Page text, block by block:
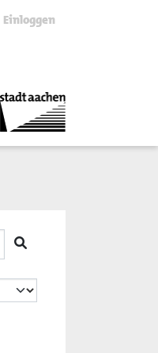
Einloggen